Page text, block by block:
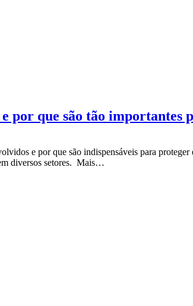
por que são tão importantes
e por que são indispensáveis para
diversos setores. Mais…